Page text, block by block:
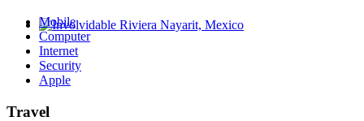
Involvidable Riviera Nayarit, Mexico
Mobile
Computer
Internet
Security
Apple
Travel